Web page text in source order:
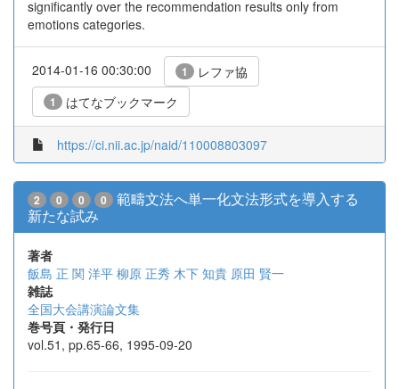
significantly over the recommendation results only from
emotions categories.
2014-01-16 00:30:00 1 レファ協
1 はてなブックマーク
https://ci.nii.ac.jp/naid/110008803097
2 0 0 0
範疇文法へ単一化文法形式を導入する
新たな試み
著者
飯島 正 関 洋平 柳原 正秀 木下 知貴 原田 賢一
雑誌
全国大会講演論文集
巻号頁・発行日
vol.51, pp.65-66, 1995-09-20